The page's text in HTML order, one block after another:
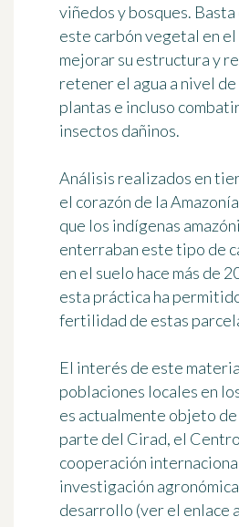
viñedos y bosques. Basta
este carbón vegetal en el
mejorar su estructura y
retener el agua a nivel
plantas e incluso
insectos dañinos.
Análisis realizados en
el corazón de la
que los indígenas
enterraban este tipo de
en el suelo hace más de
esta práctica ha
fertilidad de estas
El interés de este
poblaciones locales en
es actualmente objeto de
parte del Cirad, el
cooperación
investigación
desarrollo (ver el enlace